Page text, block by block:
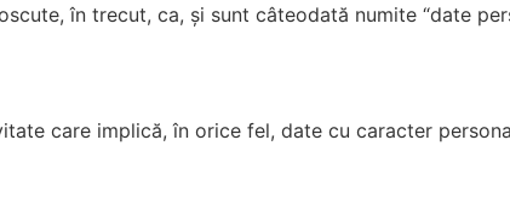
în trecut, ca, și sunt câteodată numite “date
care implică, în orice fel, date cu caracter